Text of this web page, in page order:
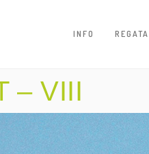
INFO REGATA
– VIII